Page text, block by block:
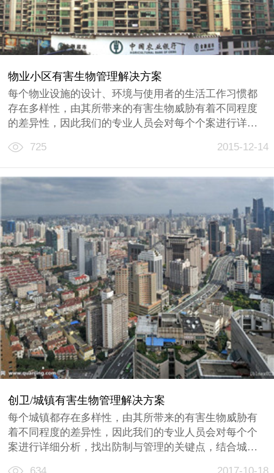
物业小区有害生物管理解决方案
每个物业设施的设计、环境与使用者的生活工作习惯都
存在多样性，由其所带来的有害生物威胁有着不同程度
的差异性，因此我们的专业人员会对每个个案进行详细
求，制订一套安全、科学与环保的解决方案，最大程度
降低有害生物所带来的滋扰......
725 2015-12-14
创卫/城镇有害生物管理解决方案
每个城镇都存在多样性，由其所带来的有害生物威胁有
着不同程度的差异性，因此我们的专业人员会对每个个
案进行详细分析，找出防制与管理的关键点，结合城镇